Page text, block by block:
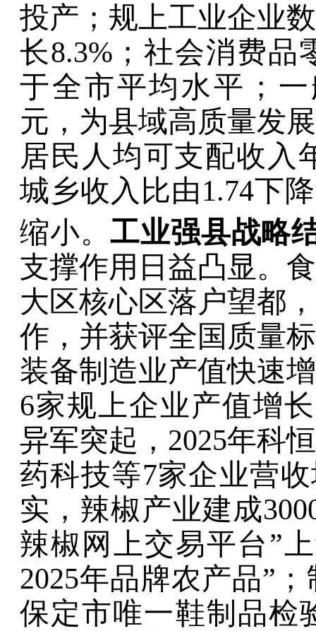
投产； 规上工业企业
长8.3% ； 社会消费品
于全市平均水平 ；
元，为县域高质量发
居民人均可支配收入
城乡收入比由1.74下
缩小。工业强县战略
支撑作用日益凸显。
大区核心区落户望都 ，
作，并获评全国质量
装备制造业产值快速
6家规上企业产值增长
异军突起， 2025年科恒
药科技等7家企业营
实，辣椒产业建成
辣椒网上交易平台”
2025年品牌农产品”
保定市唯一鞋制品检